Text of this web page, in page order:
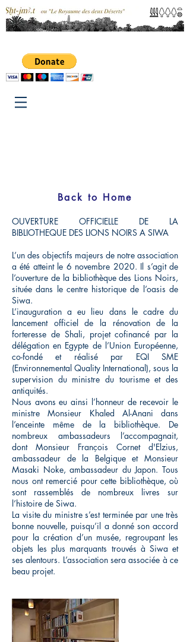
Back to Home
OUVERTURE OFFICIELLE DE LA
BIBLIOTHEQUE DES LIONS NOIRS A SIWA
L’un des objectifs majeurs de notre association
a été atteint le 6 novembre 2020. Il s’agit de
l’ouverture de la bibliothèque des Lions Noirs,
située dans le centre historique de l’oasis de
Siwa.
L’inauguration a eu lieu dans le cadre du
lancement officiel de la rénovation de la
forteresse de Shali, projet cofinancé par la
délégation en Egypte de l’Union Européenne,
co-fondé et réalisé par EQI SME
(Environnemental Quality International), sous la
supervision du ministre du tourisme et des
antiquités.
Nous avons eu ainsi l’honneur de recevoir le
ministre Monsieur Khaled Al-Anani dans
l’enceinte même de la bibliothèque. De
nombreux ambassadeurs l’accompagnait,
dont Monsieur François Cornet d'Elzius,
ambassadeur de la Belgique et Monsieur
Masaki Noke, ambassadeur du Japon. Tous
nous ont remercié pour cette bibliothèque, où
sont rassemblés de nombreux livres sur
l’histoire de Siwa.
La visite du ministre s’est terminée par une très
bonne nouvelle, puisqu’il a donné son accord
pour la création d’un musée, regroupant les
objets les plus marquants trouvés à Siwa et
ses alentours. L’association sera associée à ce
beau projet.